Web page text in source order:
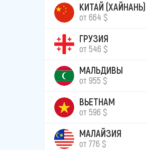
КИТАЙ (ХАЙНАНЬ)
от 664 $
ГРУЗИЯ
от 546 $
МАЛЬДИВЫ
от 955 $
ВЬЕТНАМ
от 596 $
МАЛАЙЗИЯ
от 776 $